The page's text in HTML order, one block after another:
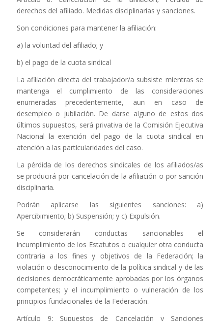
derechos del afiliado. Medidas disciplinarias y sanciones.
Son condiciones para mantener la afiliación:
a) la voluntad del afiliado; y
b) el pago de la cuota sindical
La afiliación directa del trabajador/a subsiste mientras se
mantenga el cumplimiento de las consideraciones
enumeradas precedentemente, aun en caso de
desempleo o jubilación. De darse alguno de estos dos
últimos supuestos, será privativa de la Comisión Ejecutiva
Nacional la exención del pago de la cuota sindical en
atención a las particularidades del caso.
La pérdida de los derechos sindicales de los afiliados/as
se producirá por cancelación de la afiliación o por sanción
disciplinaria.
Podrán aplicarse las siguientes sanciones: a)
Apercibimiento; b) Suspensión; y c) Expulsión.
Se considerarán conductas sancionables el
incumplimiento de los Estatutos o cualquier otra conducta
contraria a los fines y objetivos de la Federación; la
violación o desconocimiento de la política sindical y de las
decisiones democráticamente aprobadas por los órganos
competentes; y el incumplimiento o vulneración de los
principios fundacionales de la Federación.
Artículo 9: Supuestos de Cancelación y Sanciones